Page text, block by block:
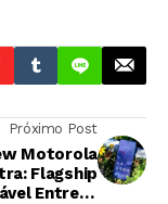
Próximo Post
Motorola
Flagship
Entrega